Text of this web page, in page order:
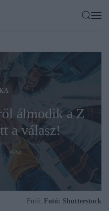
álmodik a Z
a válasz!
PÉNZ
Fotó: Fotó: Shutterstock